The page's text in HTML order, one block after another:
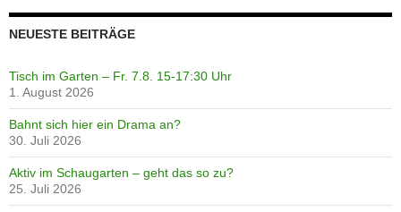
NEUESTE BEITRÄGE
Tisch im Garten – Fr. 7.8. 15-17:30 Uhr
1. August 2026
Bahnt sich hier ein Drama an?
30. Juli 2026
Aktiv im Schaugarten – geht das so zu?
25. Juli 2026